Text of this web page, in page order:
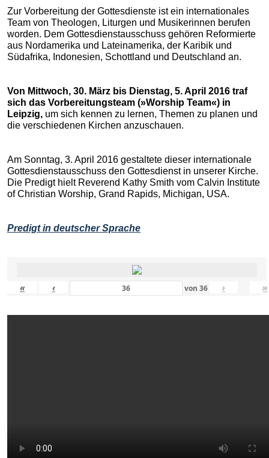
Zur Vorbereitung der Gottesdienste ist ein internationales
Team von Theologen, Liturgen und Musikerinnen berufen
worden. Dem Gottesdienstausschuss gehören Reformierte
aus Nordamerika und Lateinamerika, der Karibik und
Südafrika, Indonesien, Schottland und Deutschland an.
Von Mittwoch, 30. März bis Dienstag, 5. April 2016 traf
sich das Vorbereitungsteam (»Worship Team«) in
Leipzig, um sich kennen zu lernen, Themen zu planen und
die verschiedenen Kirchen anzuschauen.
Am Sonntag, 3. April 2016 gestaltete dieser internationale
Gottesdienstausschuss den Gottesdienst in unserer Kirche.
Die Predigt hielt Reverend Kathy Smith vom Calvin Institute
of Christian Worship, Grand Rapids, Michigan, USA.
Predigt in deutscher Sprache
« ‹ von 36 › »